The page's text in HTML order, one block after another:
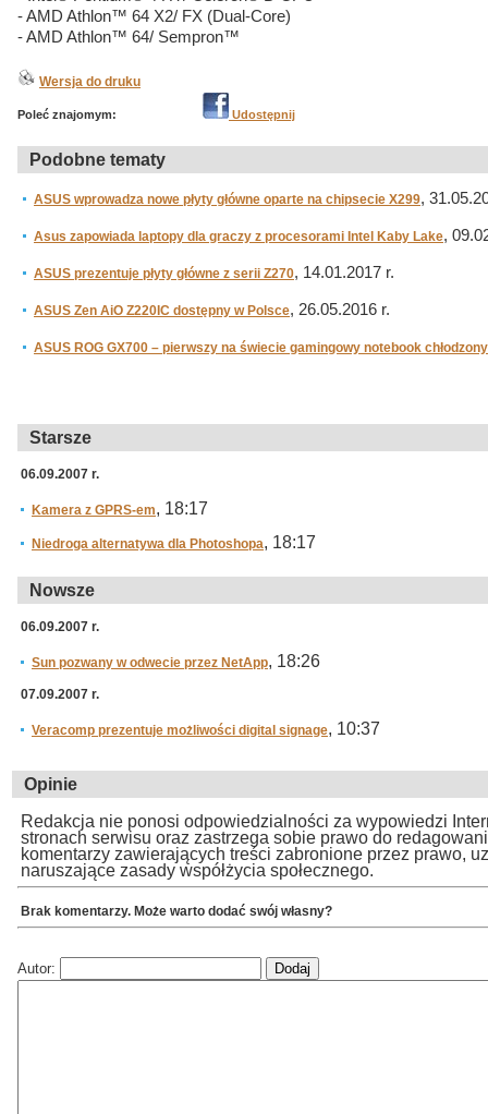
- AMD Athlon™ 64 X2/ FX (Dual-Core)
- AMD Athlon™ 64/ Sempron™
Wersja do druku
Poleć znajomym: Udostępnij
Podobne tematy
ASUS wprowadza nowe płyty główne oparte na chipsecie X299,
Asus zapowiada laptopy dla graczy z procesorami Intel Kaby Lake,
ASUS prezentuje płyty główne z serii Z270, 14.01.2017 r.
ASUS Zen AiO Z220IC dostępny w Polsce, 26.05.2016 r.
ASUS ROG GX700 – pierwszy na świecie gamingowy notebook
Starsze
06.09.2007 r.
Kamera z GPRS-em, 18:17
Niedroga alternatywa dla Photoshopa, 18:17
Nowsze
06.09.2007 r.
Sun pozwany w odwecie przez NetApp, 18:26
07.09.2007 r.
Veracomp prezentuje możliwości digital signage, 10:37
Opinie
Redakcja nie ponosi odpowiedzialności za wypowiedzi
stronach serwisu oraz zastrzega sobie prawo do
komentarzy zawierających treści zabronione przez prawo,
naruszające zasady współżycia społecznego.
Brak komentarzy. Może warto dodać swój własny?
Autor: